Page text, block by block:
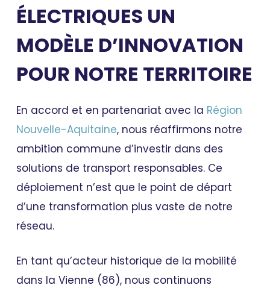
ÉLECTRIQUES UN
MODÈLE D’INNOVATION
POUR NOTRE TERRITOIRE
En accord et en partenariat avec la Région
Nouvelle-Aquitaine, nous réaffirmons notre
ambition commune d’investir dans des
solutions de transport responsables. Ce
déploiement n’est que le point de départ
d’une transformation plus vaste de notre
réseau.
En tant qu’acteur historique de la mobilité
dans la Vienne (86), nous continuons